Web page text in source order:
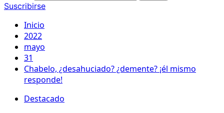
Suscribirse
Inicio
2022
mayo
31
Chabelo, ¿desahuciado? ¿demente? ¡él mismo
responde!
Destacado